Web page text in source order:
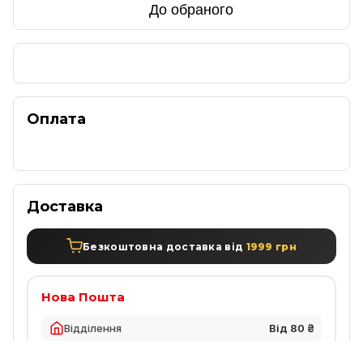
До обраного
Оплата
Доставка
Безкоштовна доставка від 1999 грн
Нова Пошта
Відділення
Від 80 ₴